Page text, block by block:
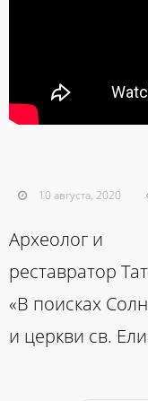
10 августа, 2020
Археолог и
реставратор
«В поисках
и церкви св.